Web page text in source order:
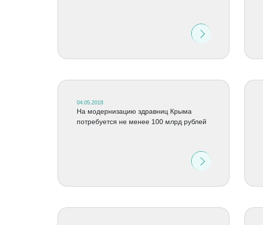
04.05.2018
На модернизацию здравниц Крыма
потребуется не менее 100 млрд рублей